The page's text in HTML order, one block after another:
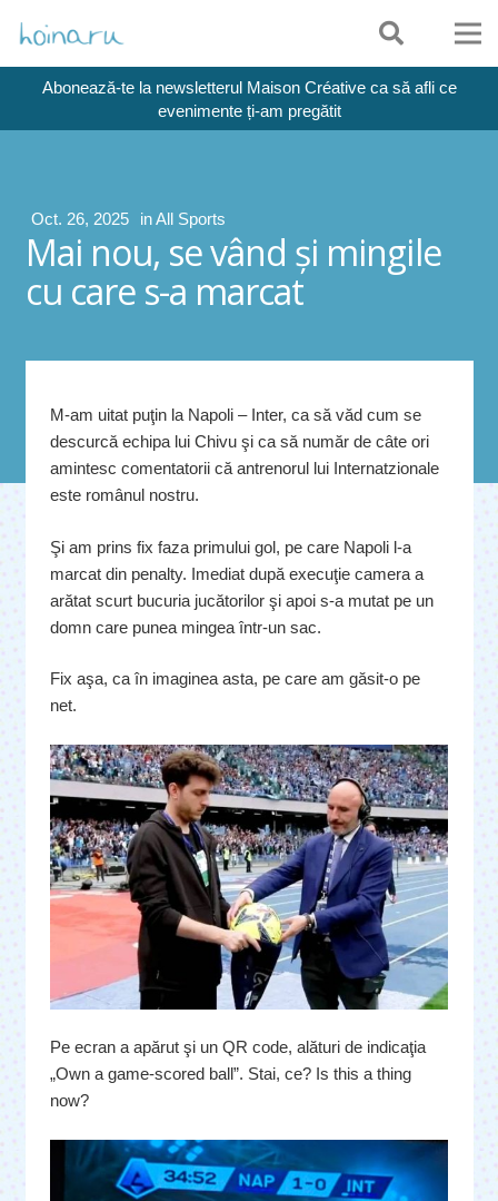
Abonează-te la newsletterul Maison Créative ca să afli ce
evenimente ți-am pregătit
Oct. 26, 2025 inAll Sports
Mai nou, se vând şi mingile
cu care s-a marcat
M-am uitat puţin la Napoli – Inter, ca să văd cum se
descurcă echipa lui Chivu şi ca să număr de câte ori
amintesc comentatorii că antrenorul lui Internatzionale
este românul nostru.
Şi am prins fix faza primului gol, pe care Napoli l-a
marcat din penalty. Imediat după execuţie camera a
arătat scurt bucuria jucătorilor şi apoi s-a mutat pe un
domn care punea mingea într-un sac.
Fix aşa, ca în imaginea asta, pe care am găsit-o pe
net.
Pe ecran a apărut şi un QR code, alături de indicaţia
„Own a game-scored ball”. Stai, ce? Is this a thing
now?